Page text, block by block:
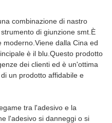
combinazione di nastro
di giunzione smt.È
moderno.Viene dalla Cina ed
è il blu.Questo prodotto
dei clienti ed è un'ottima
un prodotto affidabile e
tra l'adesivo e la
l'adesivo si danneggi o si